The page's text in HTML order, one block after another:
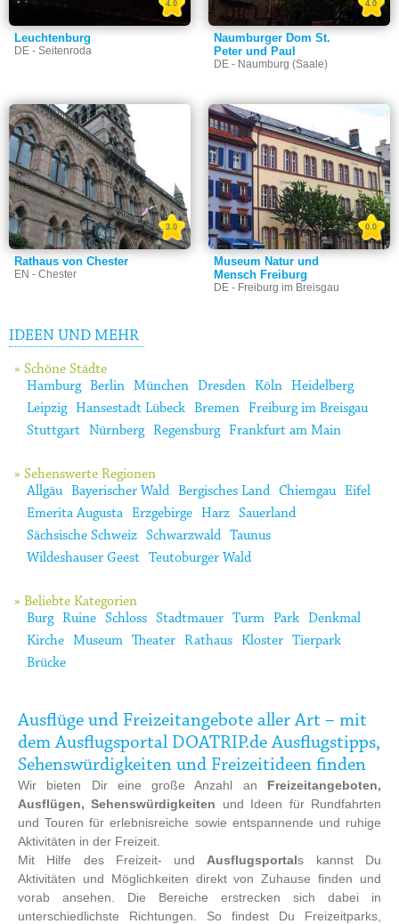
Leuchtenburg
DE - Seitenroda
4.0
Naumburger Dom St.
Peter und Paul
DE - Naumburg (Saale)
4.0
Rathaus von Chester
EN - Chester
3.0
Museum Natur und
Mensch Freiburg
DE - Freiburg im Breisgau
0.0
IDEEN UND MEHR
» Schöne Städte
Hamburg
Berlin München Dresden Köln
Heidelberg
Leipzig
Hansestadt Lübeck Bremen
Freiburg im Breisgau
Stuttgart
Nürnberg Regensburg Frankfurt am Main
» Sehenswerte Regionen
Allgäu
Bayerischer Wald Bergisches Land Chiemgau
Eifel
Emerita Augusta
Erzgebirge Harz
Sauerland
Sächsische Schweiz
Schwarzwald
Taunus
Wildeshauser Geest
Teutoburger Wald
» Beliebte Kategorien
Burg
Ruine Schloss Stadtmauer Turm Park
Denkmal
Kirche
Museum Theater Rathaus Kloster
Tierpark
Brücke
Ausflüge und Freizeitangebote aller Art – mit
dem Ausflugsportal DOATRIP.de Ausflugstipps,
Sehenswürdigkeiten und Freizeitideen finden
Wir bieten Dir eine große Anzahl an Freizeitangeboten,
Ausflügen, Sehenswürdigkeiten und Ideen für Rundfahrten
und Touren für erlebnisreiche sowie entspannende und ruhige
Aktivitäten in der Freizeit.
Mit Hilfe des Freizeit- und Ausflugsportals kannst Du
Aktivitäten und Möglichkeiten direkt von Zuhause finden und
vorab ansehen. Die Bereiche erstrecken sich dabei in
unterschiedlichste Richtungen. So findest Du Freizeitparks,